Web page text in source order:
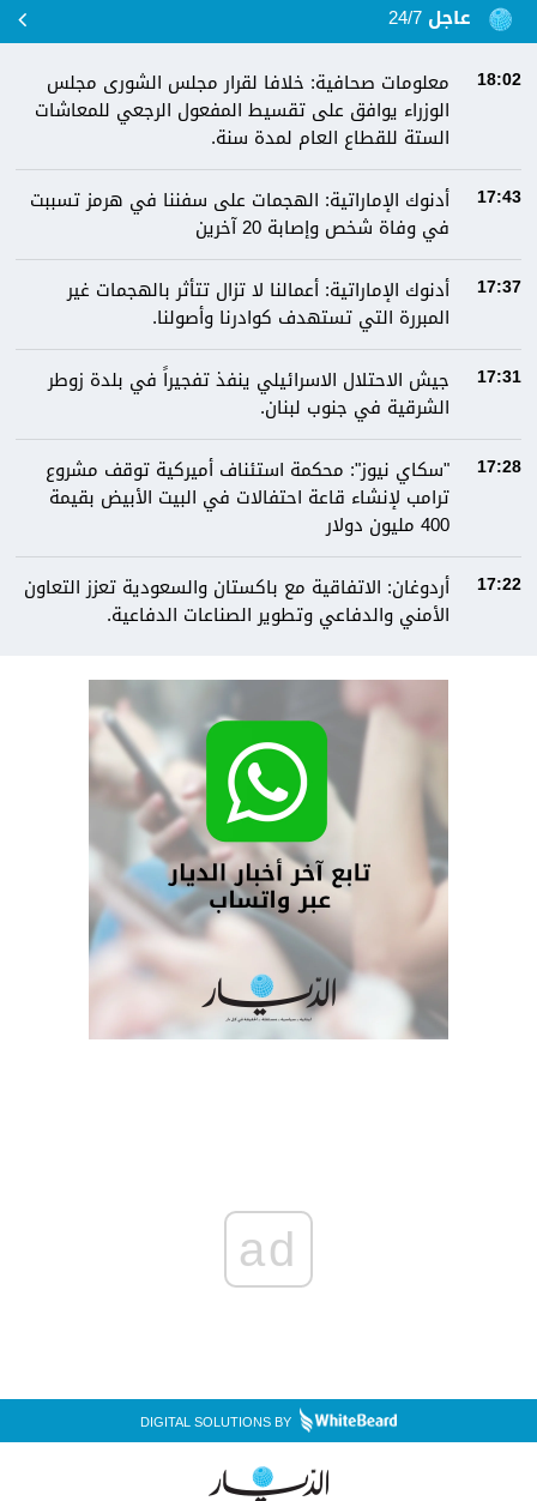
عاجل 24/7
18:02
معلومات صحافية: خلافا لقرار مجلس الشورى مجلس
الوزراء يوافق على تقسيط المفعول الرجعي للمعاشات
الستة للقطاع العام لمدة سنة.
17:43
أدنوك الإماراتية: الهجمات على سفننا في هرمز تسببت
في وفاة شخص وإصابة 20 آخرين
17:37
أدنوك الإماراتية: أعمالنا لا تزال تتأثر بالهجمات غير
المبررة التي تستهدف كوادرنا وأصولنا.
17:31
جيش الاحتلال الاسرائيلي ينفذ تفجيراً في بلدة زوطر
الشرقية في جنوب لبنان.
17:28
"سكاي نيوز": محكمة استئناف أميركية توقف مشروع
ترامب لإنشاء قاعة احتفالات في البيت الأبيض بقيمة
400 مليون دولار
17:22
أردوغان: الاتفاقية مع باكستان والسعودية تعزز التعاون
الأمني والدفاعي وتطوير الصناعات الدفاعية.
ad
DIGITAL SOLUTIONS BY